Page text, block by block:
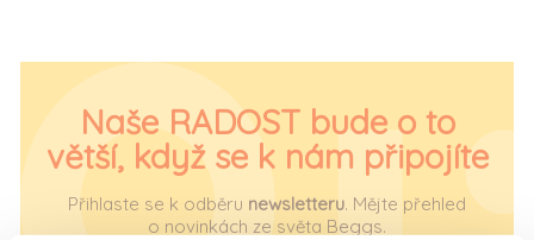
Naše RADOST bude o to
větší, když se k nám připojíte
Přihlaste se k odběru newsletteru. Mějte přehled
o novinkách ze světa Beggs.